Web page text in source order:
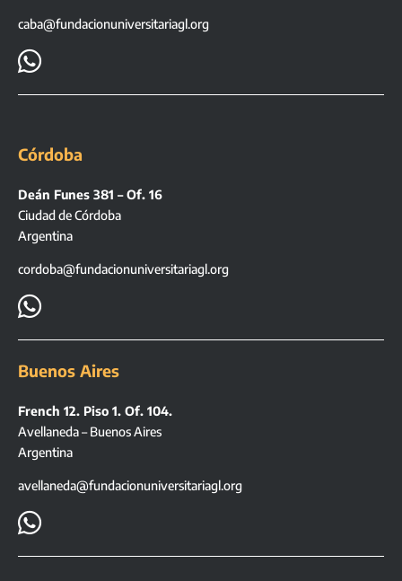
caba@fundacionuniversitariagl.org

Córdoba
Deán Funes 381 – Of. 16
Ciudad de Córdoba
Argentina
cordoba@fundacionuniversitariagl.org

Buenos Aires
French 12. Piso 1. Of. 104.
Avellaneda – Buenos Aires
Argentina
avellaneda@fundacionuniversitariagl.org
